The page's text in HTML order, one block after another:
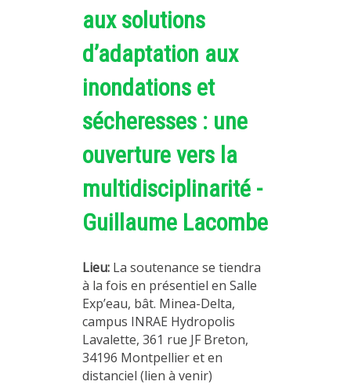
aux solutions
d’adaptation aux
inondations et
sécheresses : une
ouverture vers la
multidisciplinarité -
Guillaume Lacombe
Lieu: La soutenance se tiendra
à la fois en présentiel en Salle
Exp’eau, bât. Minea-Delta,
campus INRAE Hydropolis
Lavalette, 361 rue JF Breton,
34196 Montpellier et en
distanciel (lien à venir)